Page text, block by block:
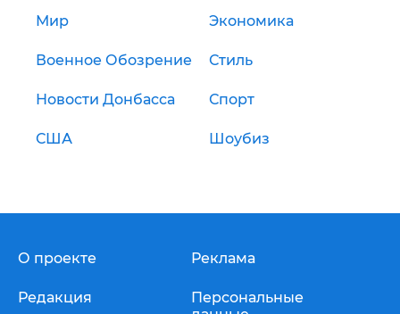
Мир Экономика
Военное Обозрение Стиль
Новости Донбасса Спорт
США Шоубиз
О проекте
Редакция
Реклама
Персональные